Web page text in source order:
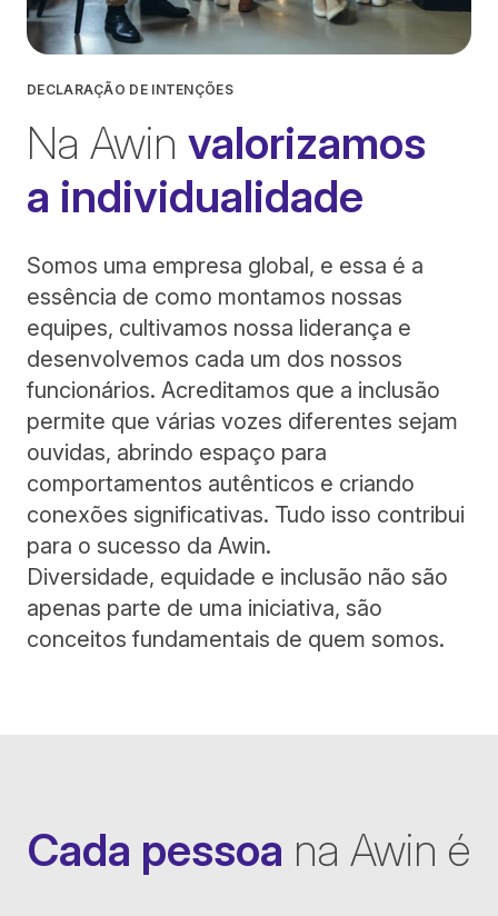
DECLARAÇÃO DE INTENÇÕES
Na Awin valorizamos
a individualidade
Somos uma empresa global, e essa é a
essência de como montamos nossas
equipes, cultivamos nossa liderança e
desenvolvemos cada um dos nossos
funcionários. Acreditamos que a inclusão
permite que várias vozes diferentes sejam
ouvidas, abrindo espaço para
comportamentos autênticos e criando
conexões significativas. Tudo isso contribui
para o sucesso da Awin.
Diversidade, equidade e inclusão não são
apenas parte de uma iniciativa, são
conceitos fundamentais de quem somos.
Cada pessoa na Awin é